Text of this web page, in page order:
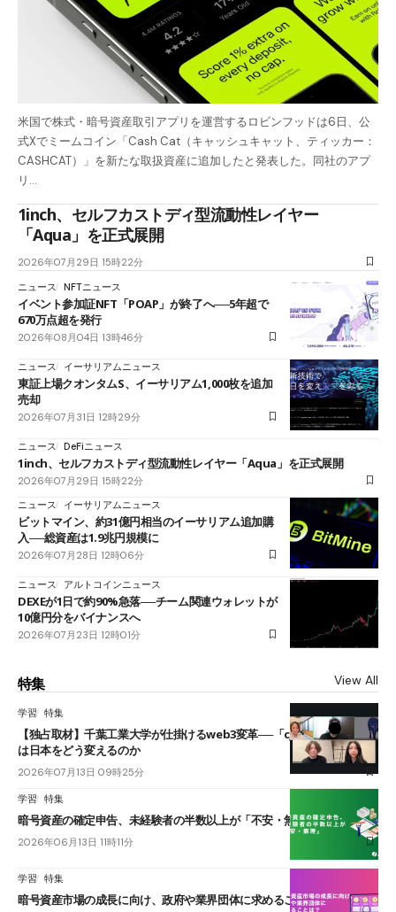
米国で株式・暗号資産取引アプリを運営するロビンフッドは6日、公
式Xでミームコイン「Cash Cat（キャッシュキャット、ティッカー：
CASHCAT）」を新たな取扱資産に追加したと発表した。同社のアプ
リ…
1inch、セルフカストディ型流動性レイヤー
「Aqua」を正式展開
2026年07月29日 15時22分
ニュース NFTニュース
イベント参加証NFT「POAP」が終了へ──5年超で
670万点超を発行
2026年08月04日 13時46分
ニュース イーサリアムニュース
東証上場クオンタムS、イーサリアム1,000枚を追加
売却
2026年07月31日 12時29分
ニュース DeFiニュース
1inch、セルフカストディ型流動性レイヤー「Aqua」を正式展開
2026年07月29日 15時22分
ニュース
イーサリアムニュース
ビットマイン、約31億円相当のイーサリアム追加購
入──総資産は1.9兆円規模に
2026年07月28日 12時06分
ニュース アルトコインニュース
DEXEが1日で約90%急落──チーム関連ウォレットが
10億円分をバイナンスへ
2026年07月23日 12時01分
特集 View All
学習 特集
【独占取材】千葉工業大学が仕掛けるweb3変革──「cJPY」とAIの融合
は日本をどう変えるのか
2026年07月13日 09時25分
学習 特集
暗号資産の確定申告、未経験者の半数以上が「不安・無理」
2026年06月13日 11時11分
学習 特集
暗号資産市場の成長に向け、政府や業界団体に求めることは？